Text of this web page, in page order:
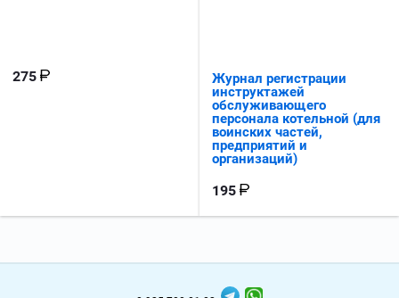
275
Журнал регистрации
инструктажей
обслуживающего
персонала котельной (для
воинских частей,
предприятий и
организаций)
195